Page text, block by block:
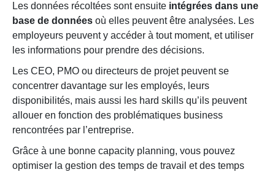
Les données récoltées sont ensuite intégrées dans une
base de données où elles peuvent être analysées. Les
employeurs peuvent y accéder à tout moment, et utiliser
les informations pour prendre des décisions.
Les CEO, PMO ou directeurs de projet peuvent se
concentrer davantage sur les employés, leurs
disponibilités, mais aussi les hard skills qu’ils peuvent
allouer en fonction des problématiques business
rencontrées par l’entreprise.
Grâce à une bonne capacity planning, vous pouvez
optimiser la gestion des temps de travail et des temps